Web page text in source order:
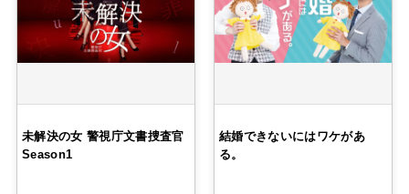
未解決の女 警視庁文書捜査官
Season1
結婚できないにはワケがあ
る。